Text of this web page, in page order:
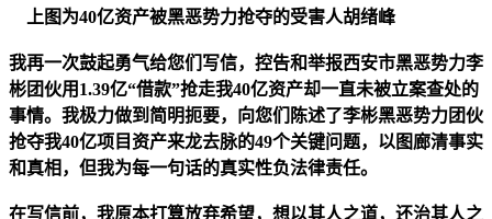
上图为40亿资产被黑恶势力抢夺的受害人胡绪峰
我再一次鼓起勇气给您们写信，控告和举报西安市黑恶势力李
彬团伙用1.39亿“借款”抢走我40亿资产却一直未被立案查处的
事情。 我极力做到简明扼要，向您们陈述了李彬黑恶势力团伙
抢夺我40亿项目资产来龙去脉的49个关键问题，以图廊清事实
和真相 ，但我为每一句话的真实性负法律责任。
在写信前，我原本打算放弃希望，想以其人之道，还治其人之